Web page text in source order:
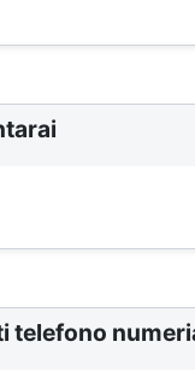
telefono